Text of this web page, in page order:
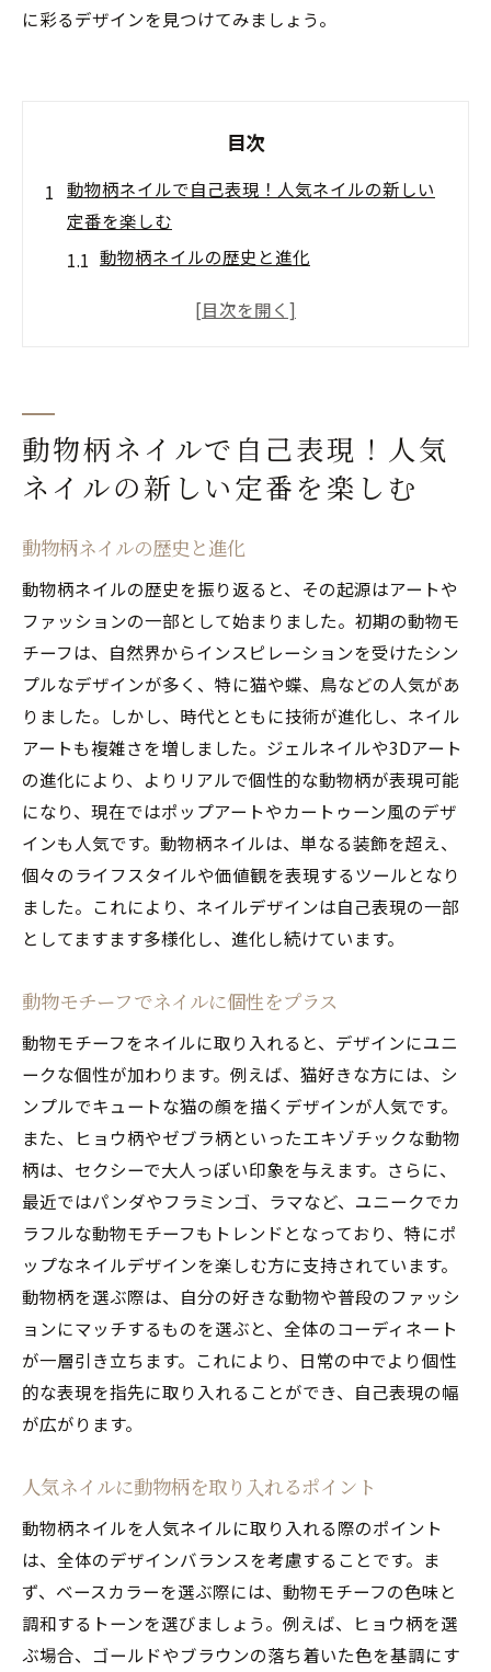
に彩るデザインを見つけてみましょう。
目次
動物柄ネイルで自己表現！人気ネイルの新しい
定番を楽しむ
動物柄ネイルの歴史と進化
人気ネイルに動物柄を取り入れるポイント
び方
動物柄ネイルで自己表現するためのヒント
可愛い動物柄ネイルで人気ネイルデザインを極
める方法
手軽にできる動物柄ネイルのテクニック
人気ネイルデザインに合う動物柄の組み合
わせ
可愛い動物柄ネイルのカラーバリエーショ
ン
動物柄ネイルで表現する可愛らしさの秘訣
動物柄ネイルで人気を集めるためのコツ
新定番の動物柄ネイルで人気ネイルトレンドに
乗ろう
新しい動物柄ネイルのトレンドを探る
人気ネイルに動物柄を取り入れる方法
動物柄ネイルで注目を集めるためのアイデ
ィア
動物柄ネイルトレンドの進化と未来
流行を押さえた動物柄ネイルの選び方
エキゾチックなヒョウ柄が人気ネイルに革命を
起こす
ヒョウ柄ネイルの歴史と人気の理由
エキゾチックなヒョウ柄ネイルの楽しみ方
人気ネイルデザインに合うヒョウ柄のカラ
ー
ヒョウ柄ネイルで個性を引き立てるテクニ
ック
ヒョウ柄で作るオリジナルネイルデザイン
猫モチーフの動物柄ネイルであなたの指先を彩
る
猫モチーフネイルの可愛さを引き出す方法
猫柄ネイルで個性を表現するテクニック
人気の猫モチーフネイルデザイン集
動物柄ネイルで自己表現！人気
ネイルの新しい定番を楽しむ
動物柄ネイルの歴史と進化
動物柄ネイルの歴史を振り返ると、その起源はアートや
ファッションの一部として始まりました。初期の動物モ
チーフは、自然界からインスピレーションを受けたシン
プルなデザインが多く、特に猫や蝶、鳥などの人気があ
りました。しかし、時代とともに技術が進化し、ネイル
アートも複雑さを増しました。ジェルネイルや3Dアート
の進化により、よりリアルで個性的な動物柄が表現可能
になり、現在ではポップアートやカートゥーン風のデザ
インも人気です。動物柄ネイルは、単なる装飾を超え、
個々のライフスタイルや価値観を表現するツールとなり
ました。これにより、ネイルデザインは自己表現の一部
としてますます多様化し、進化し続けています。
動物モチーフでネイルに個性をプラス
動物モチーフをネイルに取り入れると、デザインにユニ
ークな個性が加わります。例えば、猫好きな方には、シ
ンプルでキュートな猫の顔を描くデザインが人気です。
また、ヒョウ柄やゼブラ柄といったエキゾチックな動物
柄は、セクシーで大人っぽい印象を与えます。さらに、
最近ではパンダやフラミンゴ、ラマなど、ユニークでカ
ラフルな動物モチーフもトレンドとなっており、特にポ
ップなネイルデザインを楽しむ方に支持されています。
動物柄を選ぶ際は、自分の好きな動物や普段のファッシ
ョンにマッチするものを選ぶと、全体のコーディネート
が一層引き立ちます。これにより、日常の中でより個性
的な表現を指先に取り入れることができ、自己表現の幅
が広がります。
人気ネイルに動物柄を取り入れるポイント
動物柄ネイルを人気ネイルに取り入れる際のポイント
は、全体のデザインバランスを考慮することです。ま
ず、ベースカラーを選ぶ際には、動物モチーフの色味と
調和するトーンを選びましょう。例えば、ヒョウ柄を選
ぶ場合、ゴールドやブラウンの落ち着いた色を基調にす